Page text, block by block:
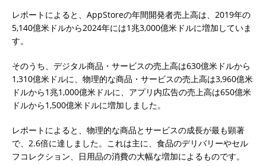
レポートによると、AppStoreの年間開発者売上高は、2019年の
5,140億米ドルから2024年には1兆3,000億米ドルに増加していま
す。
そのうち、デジタル商品・サービスの売上高は630億米ドルから
1,310億米ドルに、物理的な商品・サービスの売上高は3,960億米
ドルから1兆1,000億米ドルに、アプリ内広告の売上高は650億米
ドルから1,500億米ドルに増加しました。
レポートによると、物理的な商品とサービスの成長が最も顕著
で、2.6倍に達しました。これは主に、食品のデリバリーやセル
フコレクション、日用品の消費の大幅な増加によるものです。